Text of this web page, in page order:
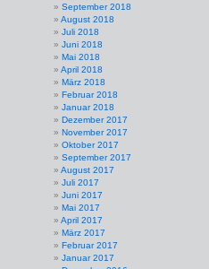
September 2018
August 2018
Juli 2018
Juni 2018
Mai 2018
April 2018
März 2018
Februar 2018
Januar 2018
Dezember 2017
November 2017
Oktober 2017
September 2017
August 2017
Juli 2017
Juni 2017
Mai 2017
April 2017
März 2017
Februar 2017
Januar 2017